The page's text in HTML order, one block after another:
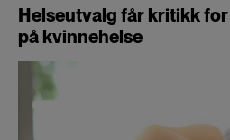
Helseutvalg får kritikk
på kvinnehelse